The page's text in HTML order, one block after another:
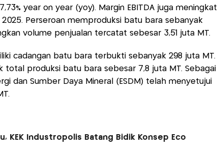
year on year (yoy). Margin EBITDA juga meningkat
2025. Perseroan memproduksi batu bara sebanyak
volume penjualan tercatat sebesar 3,51 juta MT.
cadangan batu bara terbukti sebanyak 298 juta MT.
total produksi batu bara sebesar 7,8 juta MT. Sebagai
dan Sumber Daya Mineral (ESDM) telah menyetujui
KEK Industropolis Batang Bidik Konsep Eco